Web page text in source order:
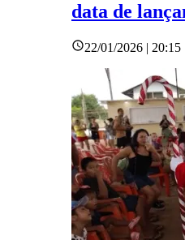
data de
22/01/2026 | 20:15